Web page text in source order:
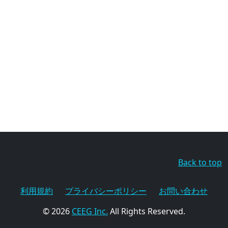
Back to top
利用規約 プライバシーポリシー
お問い合わせ
© 2026 CEEG Inc. All Rights Reserved.